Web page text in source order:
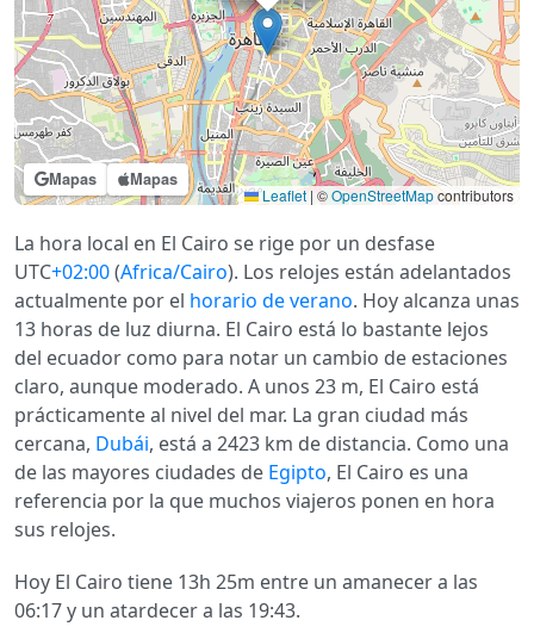
Mapas Mapas
Leaflet | ©OpenStreetMapcontributors
La hora local en El Cairo se rige por un desfase
UTC+02:00(Africa/Cairo). Los relojes están adelantados
actualmente por el horario de verano. Hoy alcanza unas
13 horas de luz diurna. El Cairo está lo bastante lejos
del ecuador como para notar un cambio de estaciones
claro, aunque moderado. A unos 23 m, El Cairo está
prácticamente al nivel del mar. La gran ciudad más
cercana, Dubái, está a 2423 km de distancia. Como una
de las mayores ciudades de Egipto, El Cairo es una
referencia por la que muchos viajeros ponen en hora
sus relojes.
Hoy El Cairo tiene 13h 25m entre un amanecer a las
06:17 y un atardecer a las 19:43.